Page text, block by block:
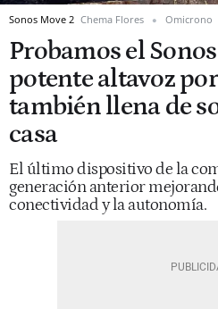
Sonos Move 2 Chema Flores Omicrono
Probamos el
potente altavoz
también llena de
casa
El último dispositivo de la
generación anterior
conectividad y la autonomía.